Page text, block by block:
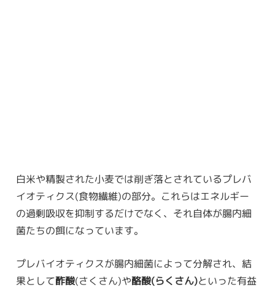
白米や精製された小麦では削ぎ落とされているプレバ
イオティクス(食物繊維)の部分。これらはエネルギー
の過剰吸収を抑制するだけでなく、それ自体が腸内細
菌たちの餌になっています。
プレバイオティクスが腸内細菌によって分解され、結
果として酢酸(さくさん)や酪酸(らくさん)といった有益